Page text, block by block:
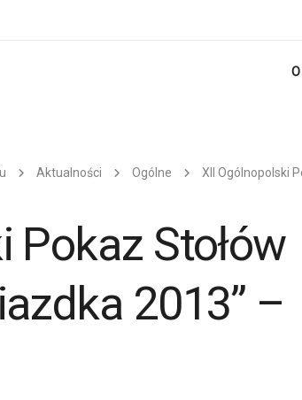
Aktualności Ogólne
XII Ogólnopolski
Pokaz Stołów
2013” –